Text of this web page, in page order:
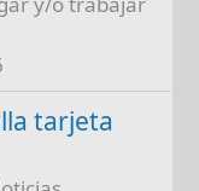
tarjeta